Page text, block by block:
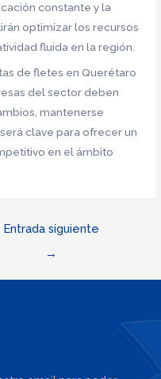
constante y la
optimizar los recursos
fluida en la región.
de fletes en Querétaro
del sector deben
mantenerse
clave para ofrecer un
en el ámbito
Entrada siguiente
→